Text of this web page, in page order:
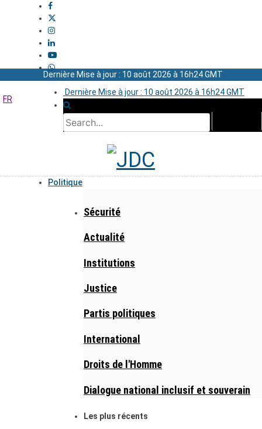
Dernière Mise à jour : 10 août 2026 à 16h24 GMT
Dernière Mise à jour : 10 août 2026 à 16h24 GMT
FR
Politique
Sécurité
Actualité
Institutions
Justice
Partis politiques
International
Droits de l'Homme
Dialogue national inclusif et souverain
Les plus récents